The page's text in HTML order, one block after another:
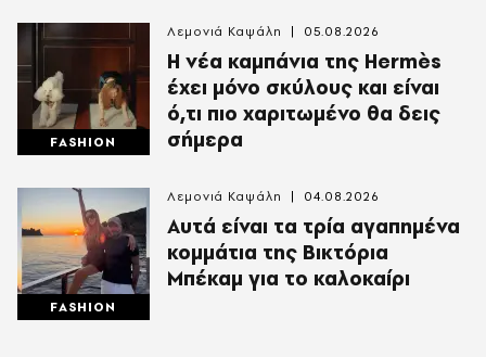
FASHION
Η νέα καμπάνια της Hermès
έχει μόνο σκύλους και είναι
ό,τι πιο χαριτωμένο θα δεις
σήμερα
Λεμονιά Καψάλη 05.08.2026
FASHION
Αυτά είναι τα τρία αγαπημένα
κομμάτια της Βικτόρια
Μπέκαμ για το καλοκαίρι
Λεμονιά Καψάλη 04.08.2026